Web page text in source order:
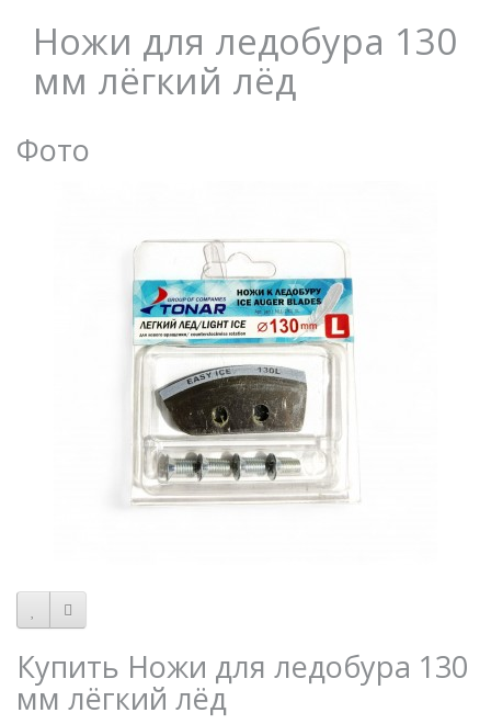
Ножи для ледобура 130
мм лёгкий лёд
Фото
Купить Ножи для ледобура 130
мм лёгкий лёд